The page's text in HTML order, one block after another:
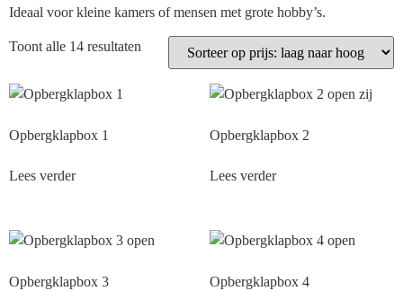
Ideaal voor kleine kamers of mensen met grote hobby’s.
Toont alle 14 resultaten
Opbergklapbox 1
Lees verder
Opbergklapbox 2
Lees verder
Opbergklapbox 3 Opbergklapbox 4